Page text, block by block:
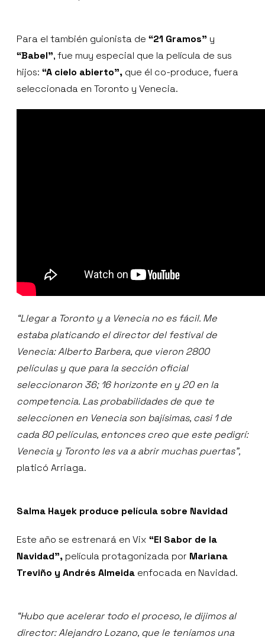
Para el también guionista de “21 Gramos” y
“Babel”, fue muy especial que la película de sus
hijos: “A cielo abierto”, que él co-produce, fuera
seleccionada en Toronto y Venecia.
“Llegar a Toronto y a Venecia no es fácil. Me
estaba platicando el director del festival de
Venecia: Alberto Barbera, que vieron 2800
películas y que para la sección oficial
seleccionaron 36; 16 horizonte en y 20 en la
competencia. Las probabilidades de que te
seleccionen en Venecia son bajísimas, casi 1 de
cada 80 películas, entonces creo que este pedigrí:
Venecia y Toronto les va a abrir muchas puertas”,
platicó Arriaga.
Salma Hayek produce película sobre Navidad
Este año se estrenará en Vix “El Sabor de la
Navidad”, película protagonizada por Mariana
Treviño y Andrés Almeida enfocada en Navidad.
“Hubo que acelerar todo el proceso, le dijimos al
director: Alejandro Lozano, que le teníamos una